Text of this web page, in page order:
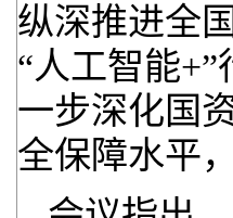
纵深推进全
“人工智能
一步深化国
全保障水平